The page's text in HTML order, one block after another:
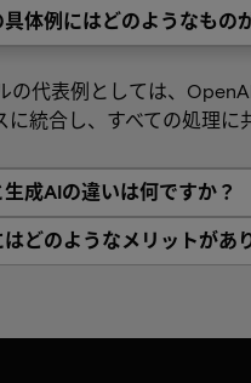
体例にはどのようなもの
の代表例としては、
統合し、すべての処理に
成AIの違いは何ですか？
どのようなメリットがあ